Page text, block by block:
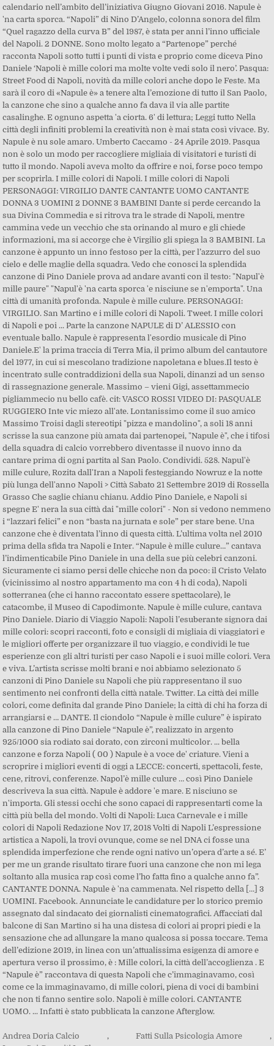
calendario nell’ambito dell’iniziativa Giugno Giovani 2016. Napule è
'na carta sporca. “Napoli” di Nino D’Angelo, colonna sonora del film
“Quel ragazzo della curva B” del 1987, è stata per anni l’inno ufficiale
del Napoli. 2 DONNE. Sono molto legato a “Partenope” perché
racconta Napoli sotto tutti i punti di vista e proprio come diceva Pino
Daniele ‘Napoli è mille colori ma molte volte vedi solo il nero’. Pasqua:
Street Food di Napoli, novità da mille colori anche dopo le Feste. Ma
sarà il coro di «Napule è» a tenere alta l’emozione di tutto il San Paolo,
la canzone che sino a qualche anno fa dava il via alle partite
casalinghe. E ognuno aspetta 'a ciorta. 6' di lettura; Leggi tutto Nella
città degli infiniti problemi la creatività non è mai stata così vivace. By.
Napule è nu sole amaro. Umberto Caccamo - 24 Aprile 2019. Pasqua
non è solo un modo per raccogliere migliaia di visitatori e turisti di
tutto il mondo. Napoli aveva molto da offrire e noi, forse poco tempo
per scoprirla. I mille colori di Napoli. I mille colori di Napoli
PERSONAGGI: VIRGILIO DANTE CANTANTE UOMO CANTANTE
DONNA 3 UOMINI 2 DONNE 3 BAMBINI Dante si perde cercando la
sua Divina Commedia e si ritrova tra le strade di Napoli, mentre
cammina vede un vecchio che sta orinando al muro e gli chiede
informazioni, ma si accorge che è Virgilio gli spiega la 3 BAMBINI. La
canzone è appunto un inno festoso per la città, per l’azzurro del suo
cielo e delle maglie della squadra. Vedo che conosci la splendida
canzone di Pino Daniele prova ad andare avanti con il testo: "Napul'è
mille paure" "Napul'è 'na carta sporca 'e nisciune se n'emporta". Una
città di umanità profonda. Napule è mille culure. PERSONAGGI:
VIRGILIO. San Martino e i mille colori di Napoli. Tweet. I mille colori
di Napoli e poi ... Parte la canzone NAPULE di D’ ALESSIO con
eventuale ballo. Napule è rappresenta l'esordio musicale di Pino
Daniele.E' la prima traccia di Terra Mia, il primo album del cantautore
del 1977, in cui si mescolano tradizione napoletana e blues.Il testo è
incentrato sulle contraddizioni della sua Napoli, dinanzi ad un senso
di rassegnazione generale. Massimo – vieni Gigi, assettammecio
pigliammecio nu bello cafè. cit: VASCO ROSSI VIDEO DI: PASQUALE
RUGGIERO Inte vic miezo all'ate. Lontanissimo come il suo amico
Massimo Troisi dagli stereotipi "pizza e mandolino", a soli 18 anni
scrisse la sua canzone più amata dai partenopei, "Napule è", che i tifosi
della squadra di calcio vorrebbero diventasse il nuovo inno da
cantare prima di ogni partita al San Paolo. Condividi. 528. Napul'è
mille culure, Rozita dall'Iran a Napoli festeggiando Nowruz e la notte
più lunga dell'anno Napoli > Città Sabato 21 Settembre 2019 di Rossella
Grasso Che saglie chianu chianu. Addio Pino Daniele, e Napoli si
spegne E' nera la sua città dai "mille colori" - Non si vedono nemmeno
i “lazzari felici” e non “basta na jurnata e sole” per stare bene. Una
canzone che è diventata l’inno di questa città. L’ultima volta nel 2010
prima della sfida tra Napoli e Inter. “Napule è mille culure…” cantava
l’indimenticabile Pino Daniele in una della sue più celebri canzoni.
Sicuramente ci siamo persi delle chicche non da poco: il Cristo Velato
(vicinissimo al nostro appartamento ma con 4 h di coda), Napoli
sotterranea (che ci hanno raccontato essere spettacolare), le
catacombe, il Museo di Capodimonte. Napule è mille culure, cantava
Pino Daniele. Diario di Viaggio Napoli: Napoli l’esuberante signora dai
mille colori: scopri racconti, foto e consigli di migliaia di viaggiatori e
le migliori offerte per organizzare il tuo viaggio, e condividi le tue
esperienze con gli altri turisti per caso Napoli e i suoi mille colori. Vera
e viva. L’artista scrisse molti brani e noi abbiamo selezionato 5
canzoni di Pino Daniele su Napoli che più rappresentano il suo
sentimento nei confronti della città natale. Twitter. La città dei mille
colori, come definita dal grande Pino Daniele; la città di chi ha forza di
arrangiarsi e … DANTE. Il ciondolo “Napule è mille culure” è ispirato
alla canzone di Pino Daniele “Napule è”, realizzato in argento
925/1000 sia rodiato sai dorato, con zirconi multicolor. ... bella
canzone e forza Napoli ( 00 ) Napule è a voce de' criature. Vieni a
scroprire i migliori eventi di oggi a LECCE: concerti, spettacoli, feste,
cene, ritrovi, conferenze. Napol’è mille culure … così Pino Daniele
descriveva la sua città. Napule è addore 'e mare. E nisciuno se
n'importa. Gli stessi occhi che sono capaci di rappresentarti come la
città più bella del mondo. Volti di Napoli: Luca Carnevale e i mille
colori di Napoli Redazione Nov 17, 2018 Volti di Napoli L’espressione
artistica a Napoli, la trovi ovunque, come se nel DNA ci fosse una
splendida imperfezione che rende ogni nativo un’opera d’arte a sé. E’
per me un grande risultato tirare fuori una canzone che non mi lega
soltanto alla musica rap così come l’ho fatta fino a qualche anno fa”.
CANTANTE DONNA. Napule è 'na cammenata. Nel rispetto della […] 3
UOMINI. Facebook. Annunciate le candidature per lo storico premio
assegnato dal sindacato dei giornalisti cinematografici. Affacciati dal
balcone di San Martino si ha una distesa di colori ai propri piedi e la
sensazione che ad allungare la mano qualcosa si possa toccare. Tema
dell’edizione 2019, in linea con un’attualissima esigenza di amore e
apertura verso il prossimo, è : Mille colori, la città dell’accoglienza . E
“Napule è” raccontava di questa Napoli che c’immaginavamo, così
come ce la immaginavamo, di mille colori, piena di voci di bambini
che non ti fanno sentire solo. Napoli è mille colori. CANTANTE
UOMO. ... Infatti è stato pubblicata la canzone Afterglow.
Andrea Doria Calcio , Fatti Sulla Psicologia Amore
,